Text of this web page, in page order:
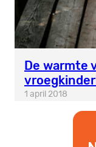
De warmte
1 april 2018